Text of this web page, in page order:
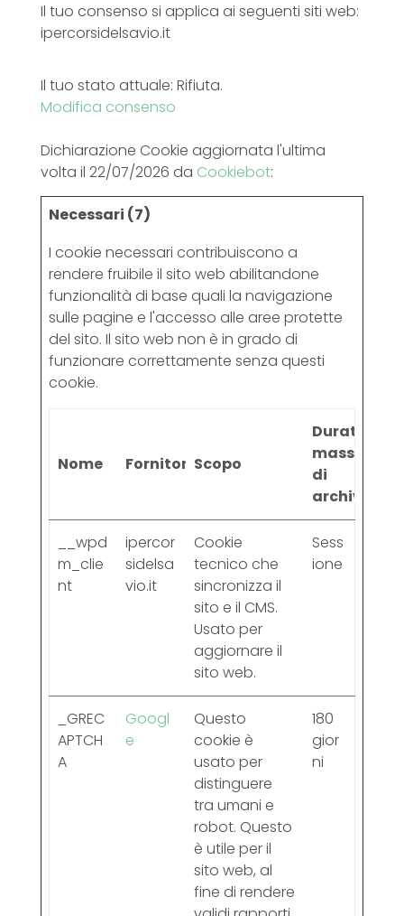
Il tuo consenso si applica ai seguenti siti web:
ipercorsidelsavio.it
Il tuo stato attuale: Rifiuta.
Modifica consenso
Dichiarazione Cookie aggiornata l'ultima
volta il 22/07/2026 da Cookiebot:
Necessari (7)
I cookie necessari contribuiscono a
rendere fruibile il sito web abilitandone
funzionalità di base quali la navigazione
sulle pagine e l'accesso alle aree protette
del sito. Il sito web non è in grado di
funzionare correttamente senza questi
cookie.
Nome FornitoreScopo
Durata
massima
di
__wpd
m_clie
nt
ipercor
sidelsa
vio.it
Cookie
tecnico che
sincronizza il
sito e il CMS.
Usato per
aggiornare il
sito web.
Sess
ione
_GREC
APTCH
A
Googl
e
Questo
cookie è
usato per
distinguere
tra umani e
robot. Questo
è utile per il
sito web, al
fine di rendere
180
gior
ni